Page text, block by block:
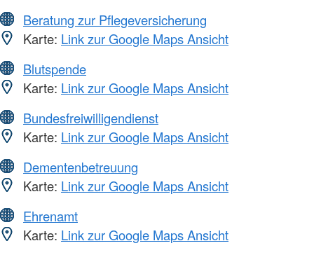
Beratung zur Pflegeversicherung
Karte: Link zur Google Maps Ansicht
Blutspende
Karte: Link zur Google Maps Ansicht
Bundesfreiwilligendienst
Karte: Link zur Google Maps Ansicht
Dementenbetreuung
Karte: Link zur Google Maps Ansicht
Ehrenamt
Karte: Link zur Google Maps Ansicht